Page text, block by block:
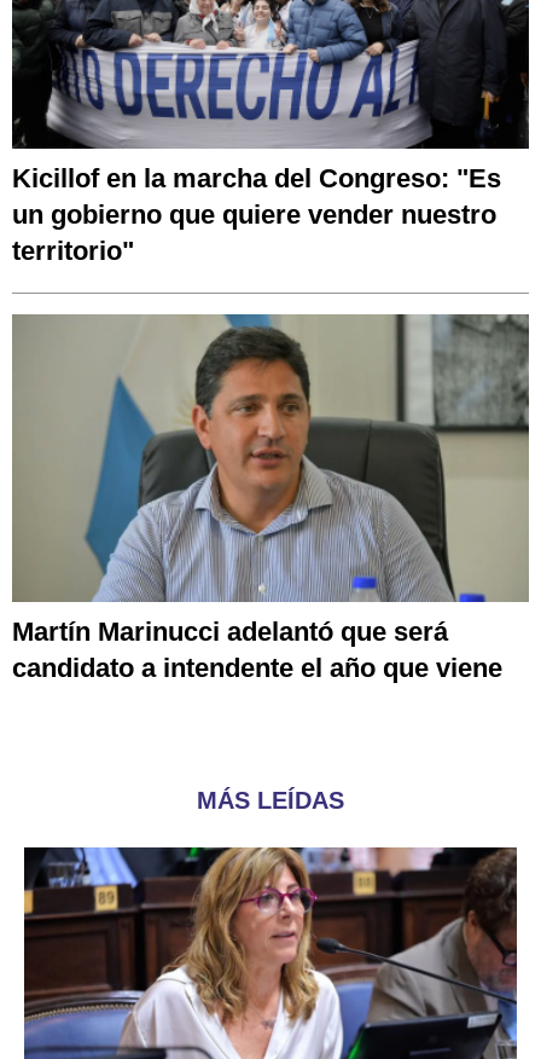
Kicillof en la marcha del Congreso: "Es
un gobierno que quiere vender nuestro
territorio"
Martín Marinucci adelantó que será
candidato a intendente el año que viene
MÁS LEÍDAS